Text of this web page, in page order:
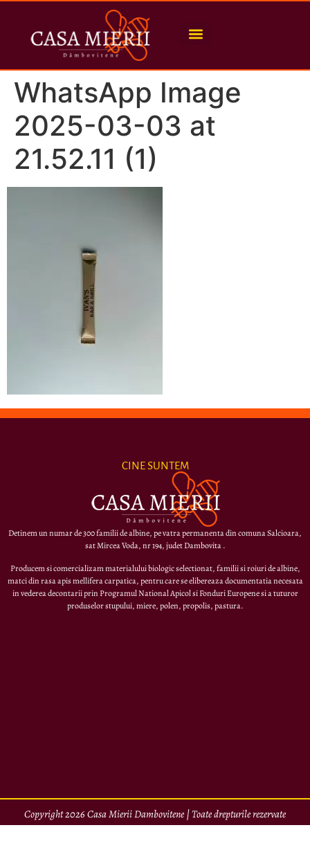
WhatsApp Image
2025-03-03 at
21.52.11 (1)
CINE SUNTEM
Detinem un numar de 300 familii de albine, pe vatra permanenta din comuna Salcioara,
sat Mircea Voda, nr 194, judet Dambovita .
Producem si comercializam materialului biologic selectionat, familii si roiuri de albine,
matci din rasa apis mellifera carpatica, pentru care se elibereaza documentatia necesata
in vederea decontarii prin Programul National Apicol si Fonduri Europene si a tuturor
produselor stupului, miere, polen, propolis, pastura.
Copyright 2026 Casa Mierii Dambovitene | Toate drepturile rezervate